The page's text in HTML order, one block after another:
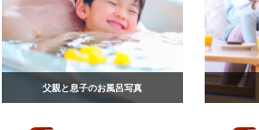
父親と息子のお風呂写真